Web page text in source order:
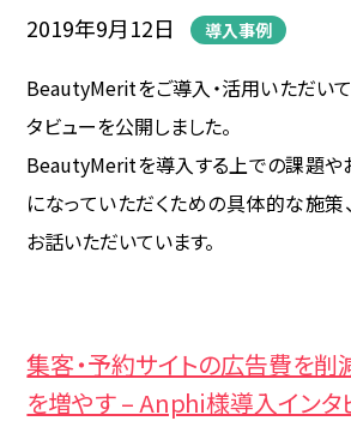
ポイント機能
オンラインショップ
データ分析
WEB予約
ヘアサロン
2019年9月12日 導入事例
BeautyMeritをご導入・活用いただい
タビューを公開しました。
BeautyMeritを導入する上での課題や
になっていただくための具体的な施
お話いただいています。
集客・予約サイトの広告費を削
を増やす – Anphi様導入インタ